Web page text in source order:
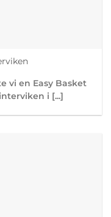
vi en Easy Basket
i [...]